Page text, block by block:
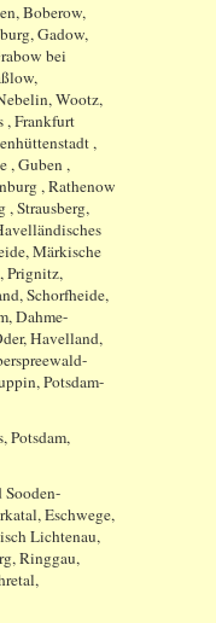
Boberow,
Gadow,
bei
Wootz,
, Frankfurt
,
, Guben ,
, Rathenow
, Strausberg,
Märkische
Prignitz,
Schorfheide,
Dahme-
Havelland,
Potsdam-
Potsdam,
Sooden-
Eschwege,
Lichtenau,
Ringgau,